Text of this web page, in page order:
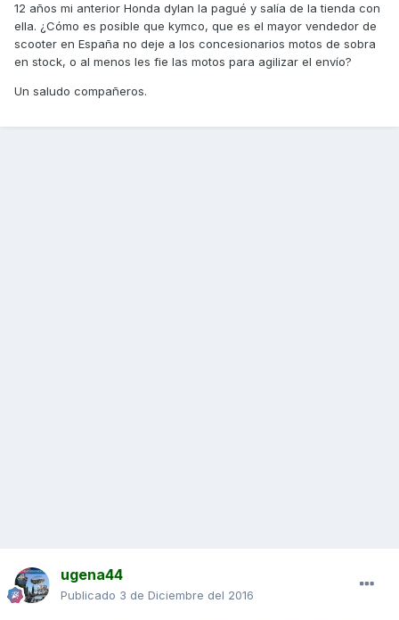
12 años mi anterior Honda dylan la pagué y salía de la tienda con
ella. ¿Cómo es posible que kymco, que es el mayor vendedor de
scooter en España no deje a los concesionarios motos de sobra
en stock, o al menos les fie las motos para agilizar el envío?
Un saludo compañeros.
ugena44
Publicado 3 de Diciembre del 2016